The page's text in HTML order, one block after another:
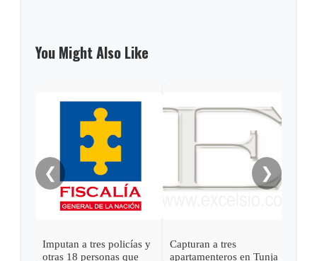
You Might Also Like
❮
Imputan a tres policías y
otras 18 personas que
Capturan a tres
apartamenteros en Tunja
❯